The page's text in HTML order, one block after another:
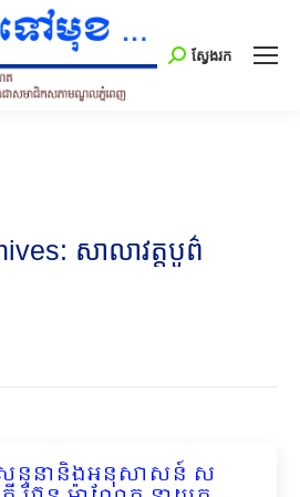
Search:
ស្វែងរក
សាលាវត្តបូព៌
សន្ទនានិងអនុសាសន៍ ស